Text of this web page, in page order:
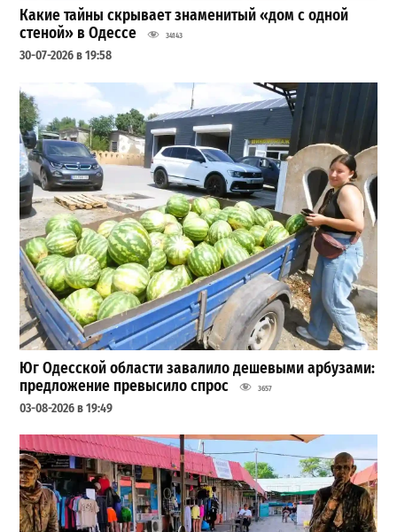
Какие тайны скрывает знаменитый «дом с одной
стеной» в Одессе
34143
30-07-2026 в 19:58
Юг Одесской области завалило дешевыми арбузами:
предложение превысило спрос
3657
03-08-2026 в 19:49